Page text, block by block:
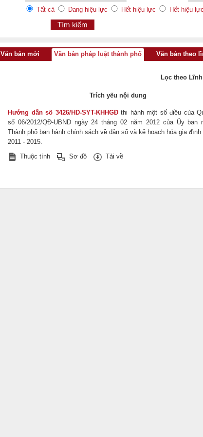
Tất cả
Đang hiệu lực Hết hiệu lực Hết hiệu
Văn bản mới Văn bản pháp luật thành phố Văn bản theo
Lọc theo
Trích yếu nội dung
Hướng dẫn số 3426/HD-SYT-KHHGĐthi hành một số điều của
số 06/2012/QĐ-UBND ngày 24 tháng 02 năm 2012 của Ủy ban
Thành phố ban hành chính sách về dân số và kế hoạch hóa gia đình
2011 - 2015.
Thuộc tính
Sơ đồ Tải về